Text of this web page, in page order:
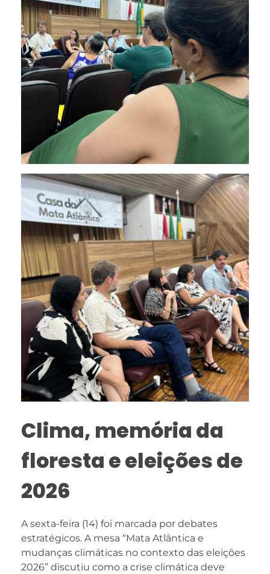
Clima, memória da
floresta e eleições de
2026
A sexta-feira (14) foi marcada por debates
estratégicos. A mesa “Mata Atlântica e
mudanças climáticas no contexto das eleições
2026” discutiu como a crise climática deve